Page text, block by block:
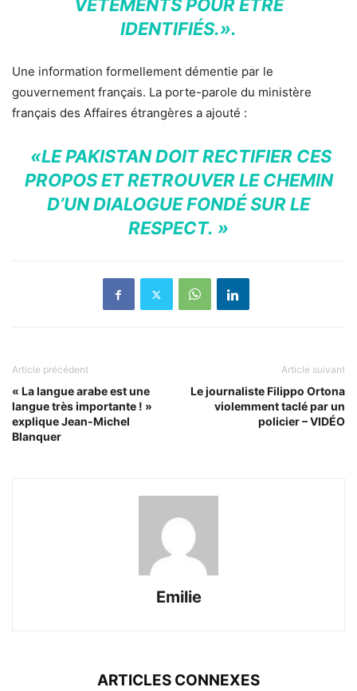
VÊTEMENTS POUR ÊTRE
IDENTIFIÉS.».
Une information formellement démentie par le
gouvernement français. La porte-parole du ministère
français des Affaires étrangères a ajouté :
«LE PAKISTAN DOIT RECTIFIER CES
PROPOS ET RETROUVER LE CHEMIN
D’UN DIALOGUE FONDÉ SUR LE
RESPECT. »
Article précédent
« La langue arabe est une
langue très importante ! »
explique Jean-Michel
Blanquer
Article suivant
Le journaliste Filippo Ortona
violemment taclé par un
policier – VIDÉO
Emilie
ARTICLES CONNEXES